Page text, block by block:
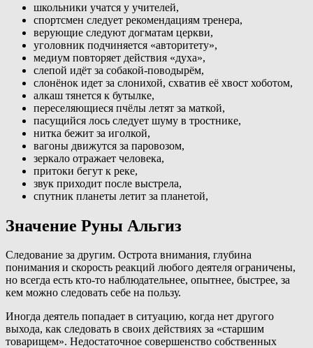
школьники учатся у учителей,
спортсмен следует рекомендациям тренера,
верующие следуют догматам церкви,
уголовник подчиняется «авторитету»,
медиум повторяет действия «духа»,
слепой идёт за собакой-поводырём,
слонёнок идет за слонихой, схватив её хвост хоботом,
алкаш тянется к бутылке,
переселяющиеся пчёлы летят за маткой,
пасущийся лось следует шуму в тростнике,
нитка бежит за иголкой,
вагоны движутся за паровозом,
зеркало отражает человека,
притоки бегут к реке,
звук приходит после выстрела,
спутник планеты летит за планетой,
Значение Руны Альгиз
Следование за другим. Острота внимания, глубина
понимания и скорость реакций любого деятеля ограничены,
но всегда есть кто-то наблюдательнее, опытнее, быстрее, за
кем можно следовать себе на пользу.
Иногда деятель попадает в ситуацию, когда нет другого
выхода, как следовать в своих действиях за «старшим
товарищем». Недостаточное совершенство собственных